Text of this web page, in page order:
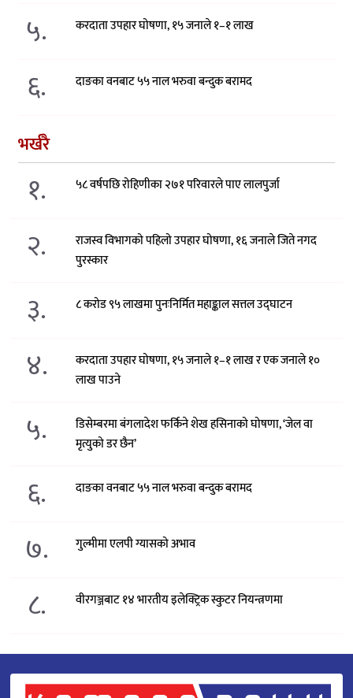
५. करदाता उपहार घोषणा, १५ जनाले १–१ लाख
६. दाङका वनबाट ५५ नाल भरुवा बन्दुक बरामद
भर्खरै
१. ५८ वर्षपछि रोहिणीका २७१ परिवारले पाए लालपुर्जा
२.
राजस्व विभागको पहिलो उपहार घोषणा, १६ जनाले जिते नगद
पुरस्कार
३. ८ करोड ९५ लाखमा पुनःनिर्मित महाङ्काल सत्तल उद्घाटन
४.
करदाता उपहार घोषणा, १५ जनाले १–१ लाख र एक जनाले १०
लाख पाउने
५.
डिसेम्बरमा बंगलादेश फर्किने शेख हसिनाको घोषणा, ‘जेल वा
मृत्युको डर छैन’
६. दाङका वनबाट ५५ नाल भरुवा बन्दुक बरामद
७. गुल्मीमा एलपी ग्यासको अभाव
८. वीरगञ्जबाट १४ भारतीय इलेक्ट्रिक स्कुटर नियन्त्रणमा